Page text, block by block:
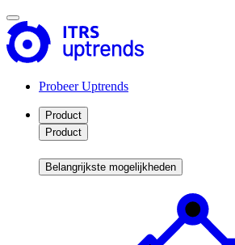
Probeer Uptrends
Product
Product
Belangrijkste mogelijkheden